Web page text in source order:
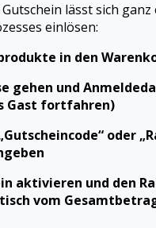
lässt sich
einlösen:
in den
gehen und
Gast fortfahren)
oder
aktivieren und den
vom